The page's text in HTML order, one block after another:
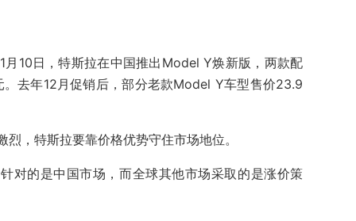
10日，特斯拉在中国推出Model Y焕新版，两款配
去年12月促销后，部分老款Model Y车型售价23.9
，特斯拉要靠价格优势守住市场地位。
对的是中国市场，而全球其他市场采取的是涨价策